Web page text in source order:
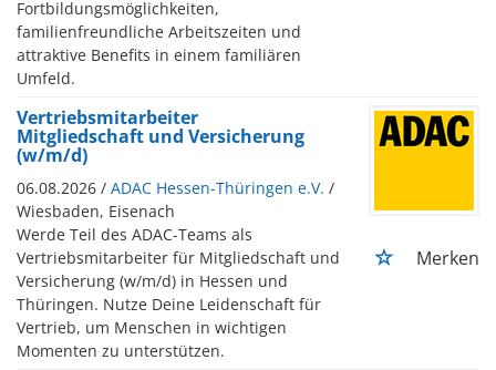
Fortbildungsmöglichkeiten,
familienfreundliche Arbeitszeiten und
attraktive Benefits in einem familiären
Umfeld.
Vertriebsmitarbeiter
Mitgliedschaft und Versicherung
(w/m/d)
06.08.2026 / ADAC Hessen-Thüringen e.V. /
Wiesbaden, Eisenach
Werde Teil des ADAC-Teams als
Vertriebsmitarbeiter für Mitgliedschaft und
Versicherung (w/m/d) in Hessen und
Thüringen. Nutze Deine Leidenschaft für
Vertrieb, um Menschen in wichtigen
Momenten zu unterstützen.
Merken